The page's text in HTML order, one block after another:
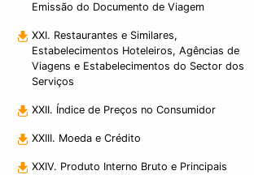
Emissão do Documento de Viagem
XXI. Restaurantes e Similares,
Estabelecimentos Hoteleiros, Agências de
Viagens e Estabelecimentos do Sector dos
Serviços
XXII. Índice de Preços no Consumidor
XXIII. Moeda e Crédito
XXIV. Produto Interno Bruto e Principais